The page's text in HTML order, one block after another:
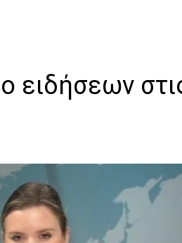
ειδήσεων